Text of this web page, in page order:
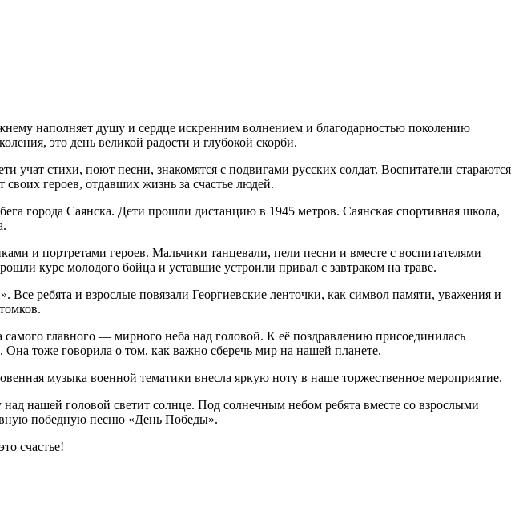
наполняет душу и сердце искренним волнением и благодарностью поколению
это день великой радости и глубокой скорби.
стихи, поют песни, знакомятся с подвигами русских солдат. Воспитатели стараются
героев, отдавших жизнь за счастье людей.
города Саянска. Дети прошли дистанцию в 1945 метров. Саянская спортивная школа,
и портретами героев. Мальчики танцевали, пели песни и вместе с воспитателями
курс молодого бойца и уставшие устроили привал с завтраком на траве.
ребята и взрослые повязали Георгиевские ленточки, как символ памяти, уважения и
главного — мирного неба над головой. К её поздравлению присоединилась
Она тоже говорила о том, как важно сберечь мир на нашей планете.
музыка военной тематики внесла яркую ноту в наше торжественное мероприятие.
нашей головой светит солнце. Под солнечным небом ребята вместе со взрослыми
победную песню «День Победы».
счастье!